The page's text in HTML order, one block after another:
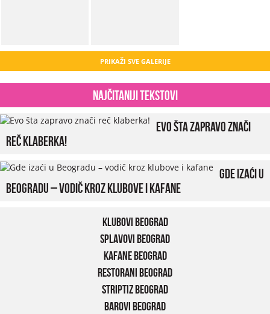
PRIKAŽI SVE GALERIJE
Najčitaniji tekstovi
Evo šta zapravo znači
reč klaberka!
Gde izaći u
Beogradu – vodič kroz klubove i kafane
Klubovi Beograd
Splavovi Beograd
Kafane Beograd
Restorani Beograd
Striptiz Beograd
Barovi Beograd